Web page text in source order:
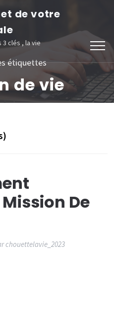
de votre
3 clés , la vie
étiquettes
de vie
De
chouettelavie_2023